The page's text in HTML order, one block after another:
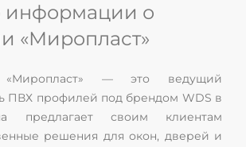
информации о
«Миропласт»
«Миропласт» — это ведущий
ПВХ профилей под брендом WDS в
предлагает своим клиентам
решения для окон, дверей и